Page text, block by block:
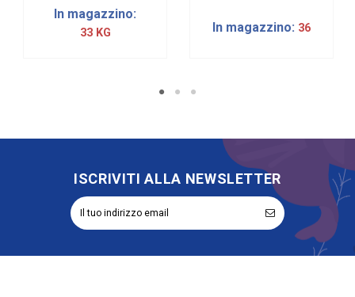
In magazzino:
33 KG In magazzino: 36
ISCRIVITI ALLA NEWSLETTER